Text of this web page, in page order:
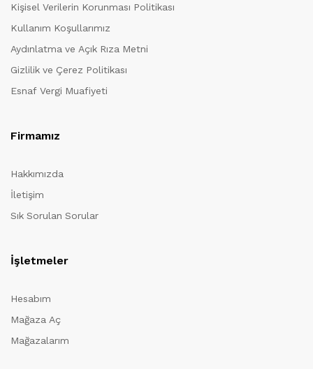
Kişisel Verilerin Korunması Politikası
Kullanım Koşullarımız
Aydınlatma ve Açık Rıza Metni
Gizlilik ve Çerez Politikası
Esnaf Vergi Muafiyeti
Firmamız
Hakkımızda
İletişim
Sık Sorulan Sorular
İşletmeler
Hesabım
Mağaza Aç
Mağazalarım